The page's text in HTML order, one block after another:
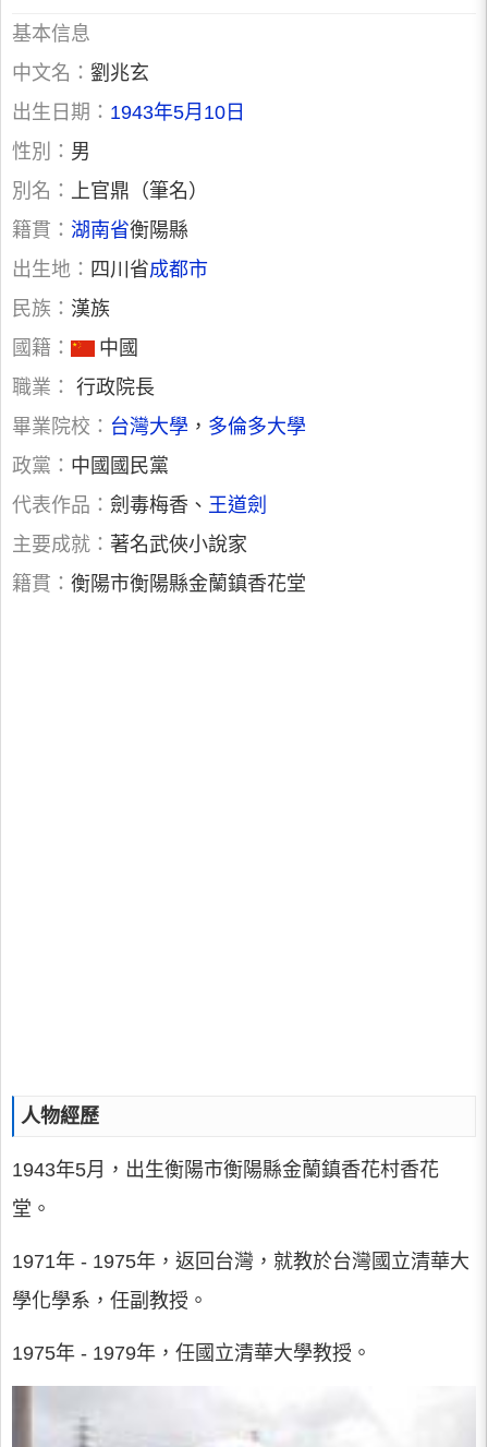
基本信息
中文名： 劉兆玄
出生日期： 1943年5月10日
性別： 男
別名： 上官鼎（筆名）
籍貫： 湖南省衡陽縣
出生地： 四川省成都市
民族： 漢族
國籍：
中國
職業： 行政院長
畢業院校： 台灣大學 ， 多倫多大學
政黨： 中國國民黨
代表作品： 劍毒梅香、 王道劍
主要成就： 著名武俠小說家
籍貫： 衡陽市衡陽縣金蘭鎮香花堂
人物經歷
1943年5月，出生衡陽市衡陽縣金蘭鎮香花村香花
堂。
1971年 - 1975年，返回台灣，就教於台灣國立清華大
學化學系，任副教授。
1975年 - 1979年，任國立清華大學教授。